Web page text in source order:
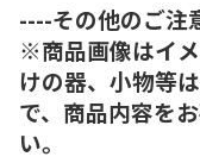
----その他のご注
※商品画像はイ
けの器、小物等
で、商品内容を
い。